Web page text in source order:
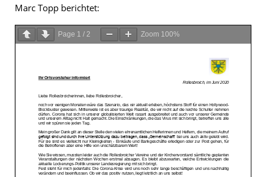
Marc Topp berichtet:
Page 1 / 2 Zoom 100%